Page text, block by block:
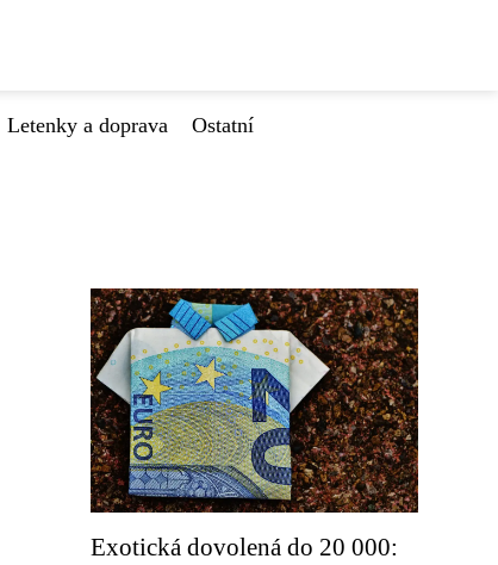
Letenky a doprava
Ostatní
Exotická dovolená do 20 000: